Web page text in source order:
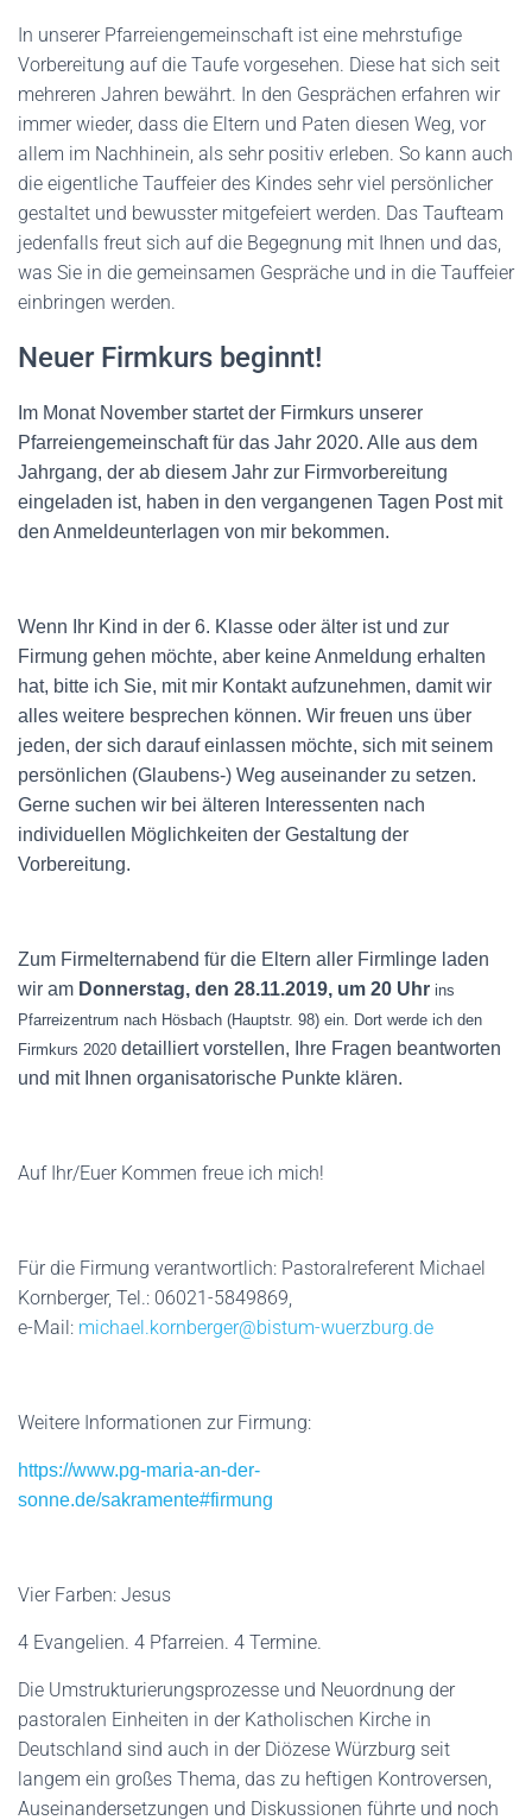
In unserer Pfarreiengemeinschaft ist eine mehrstufige
Vorbereitung auf die Taufe vorgesehen. Diese hat sich seit
mehreren Jahren bewährt. In den Gesprächen erfahren wir
immer wieder, dass die Eltern und Paten diesen Weg, vor
allem im Nachhinein, als sehr positiv erleben. So kann auch
die eigentliche Tauffeier des Kindes sehr viel persönlicher
gestaltet und bewusster mitgefeiert werden. Das Taufteam
jedenfalls freut sich auf die Begegnung mit Ihnen und das,
was Sie in die gemeinsamen Gespräche und in die Tauffeier
einbringen werden.
Neuer Firmkurs beginnt!
Im Monat November startet der Firmkurs unserer
Pfarreiengemeinschaft für das Jahr 2020. Alle aus dem
Jahrgang, der ab diesem Jahr zur Firmvorbereitung
eingeladen ist, haben in den vergangenen Tagen Post mit
den Anmeldeunterlagen von mir bekommen.
Wenn Ihr Kind in der 6. Klasse oder älter ist und zur
Firmung gehen möchte, aber keine Anmeldung erhalten
hat, bitte ich Sie, mit mir Kontakt aufzunehmen, damit wir
alles weitere besprechen können. Wir freuen uns über
jeden, der sich darauf einlassen möchte, sich mit seinem
persönlichen (Glaubens-) Weg auseinander zu setzen.
Gerne suchen wir bei älteren Interessenten nach
individuellen Möglichkeiten der Gestaltung der
Vorbereitung.
Zum Firmelternabend für die Eltern aller Firmlinge laden
wir am Donnerstag, den 28.11.2019, um 20 Uhr ins
Pfarreizentrum nach Hösbach (Hauptstr. 98) ein. Dort werde ich den
Firmkurs 2020 detailliert vorstellen, Ihre Fragen beantworten
und mit Ihnen organisatorische Punkte klären.
Auf Ihr/Euer Kommen freue ich mich!
Für die Firmung verantwortlich: Pastoralreferent Michael
Kornberger, Tel.: 06021-5849869,
e-Mail: michael.kornberger@bistum-wuerzburg.de
Weitere Informationen zur Firmung:
https://www.pg-maria-an-der-
sonne.de/sakramente#firmung
Vier Farben: Jesus
4 Evangelien. 4 Pfarreien. 4 Termine.
Die Umstrukturierungsprozesse und Neuordnung der
pastoralen Einheiten in der Katholischen Kirche in
Deutschland sind auch in der Diözese Würzburg seit
langem ein großes Thema, das zu heftigen Kontroversen,
Auseinandersetzungen und Diskussionen führte und noch